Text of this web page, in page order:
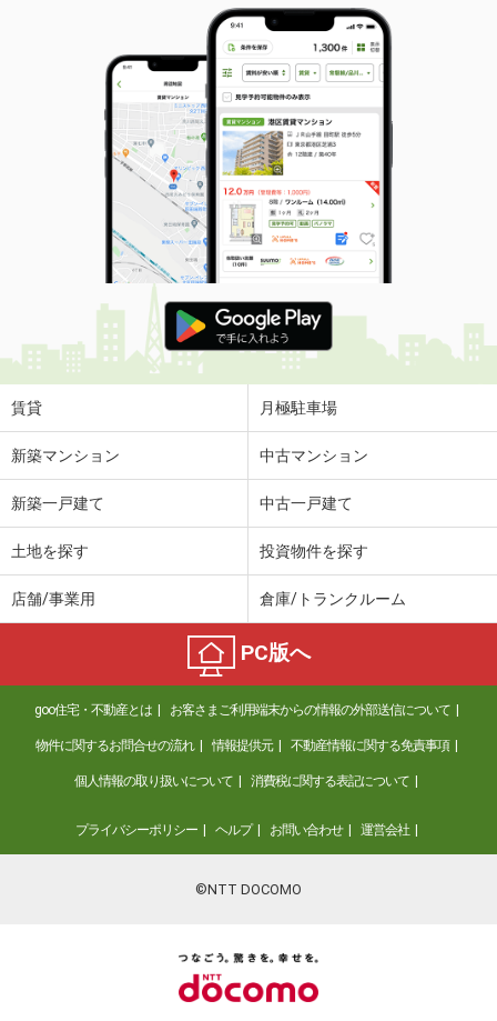
賃貸 月極駐車場
新築マンション 中古マンション
新築一戸建て 中古一戸建て
土地を探す 投資物件を探す
店舗/事業用 倉庫/トランクルーム
PC版へ
goo住宅・不動産とは お客さまご利用端末からの情報の外部送信について
物件に関するお問合せの流れ 情報提供元 不動産情報に関する免責事項
個人情報の取り扱いについて 消費税に関する表記について
プライバシーポリシー ヘルプ お問い合わせ 運営会社
©NTT DOCOMO